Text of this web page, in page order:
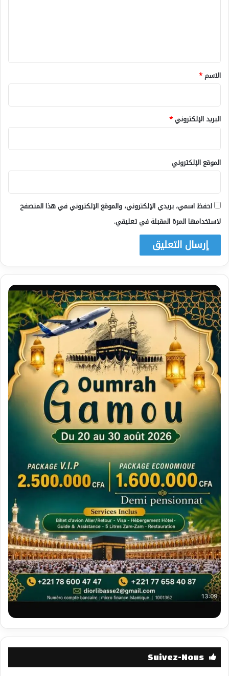
*
الاسم*
البريد الإلكتروني*
الموقع الإلكتروني
احفظ اسمي، بريدي الإلكتروني، والموقع الإلكتروني في هذا المتصفح
لاستخدامها المرة المقبلة في تعليقي.
Suivez-Nous